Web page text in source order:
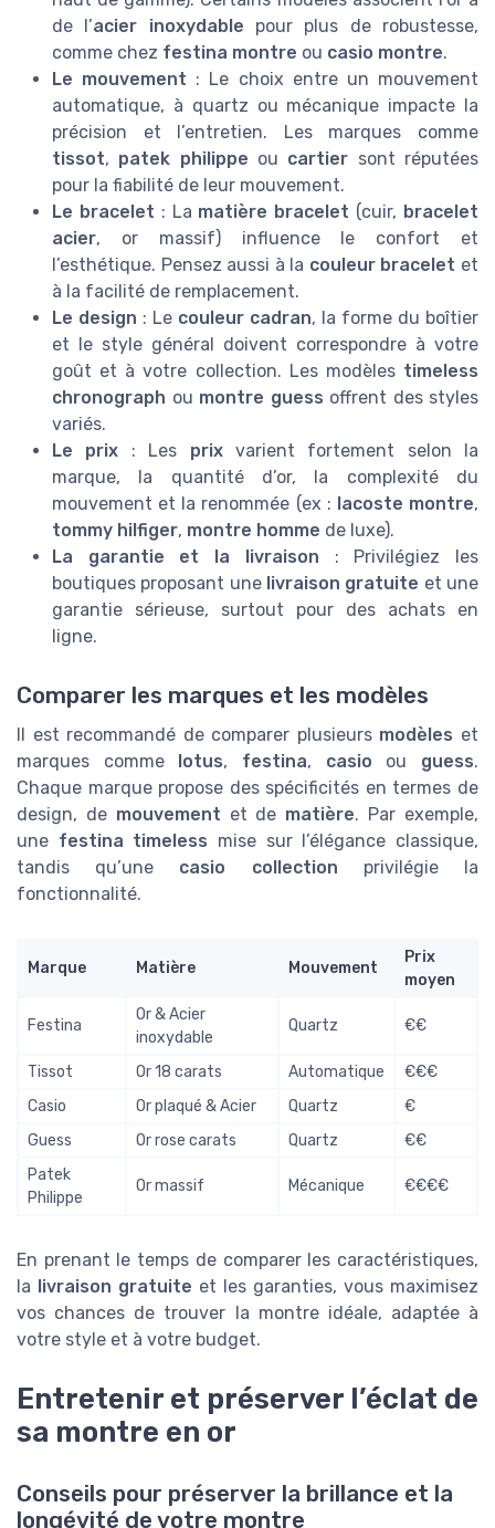
de l’acier inoxydable pour plus de robustesse,
comme chez festina montre ou casio montre.
Le mouvement : Le choix entre un mouvement
automatique, à quartz ou mécanique impacte la
précision et l’entretien. Les marques comme
tissot, patek philippe ou cartier sont réputées
pour la fiabilité de leur mouvement.
Le bracelet : La matière bracelet (cuir, bracelet
acier, or massif) influence le confort et
l’esthétique. Pensez aussi à la couleur bracelet et
à la facilité de remplacement.
Le design : Le couleur cadran, la forme du boîtier
et le style général doivent correspondre à votre
goût et à votre collection. Les modèles timeless
chronograph ou montre guess offrent des styles
variés.
Le prix : Les prixvarient fortement selon la
marque, la quantité d’or, la complexité du
mouvement et la renommée (ex : lacoste montre,
tommy hilfiger, montre homme de luxe).
La garantie et la livraison : Privilégiez les
boutiques proposant une livraison gratuite et une
garantie sérieuse, surtout pour des achats en
ligne.
Comparer les marques et les modèles
Il est recommandé de comparer plusieurs modèles et
marques comme lotus, festina, casio ou guess.
Chaque marque propose des spécificités en termes de
design, de mouvement et de matière. Par exemple,
une festina timeless mise sur l’élégance classique,
tandis qu’une casio collection privilégie la
fonctionnalité.
Marque Matière Mouvement
Prix
moyen
Festina
Or & Acier
inoxydable
Quartz €€
Tissot Or 18 carats Automatique
€€€
Casio
Or plaqué & Acier Quartz
€
Guess
Or rose carats Quartz
€€
Patek
Philippe
Or massif Mécanique €€€€
En prenant le temps de comparer les caractéristiques,
la livraison gratuite et les garanties, vous maximisez
vos chances de trouver la montre idéale, adaptée à
votre style et à votre budget.
Entretenir et préserver l’éclat de
sa montre en or
Conseils pour préserver la brillance et la
longévité de votre montre